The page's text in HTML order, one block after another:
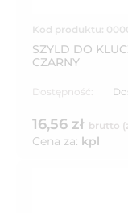
Kod produktu:
SZYLD DO
CZARNY
Dostępność:
16,56 zł brutto
Cena za: kpl